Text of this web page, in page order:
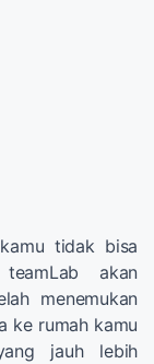
tidak bisa
akan
menemukan
ke rumah kamu
jauh lebih